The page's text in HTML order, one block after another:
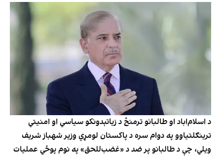
د اسلام‌اباد او طالبانو ترمنځ د زیاتېدونکو سیاسي او امنیتي
ترینګلتیاوو په دوام سره د پاکستان لومړي وزیر شهباز شریف
ویلي، چې د طالبانو پر ضد د «غضب‌للحق» په نوم پوځي عملیات